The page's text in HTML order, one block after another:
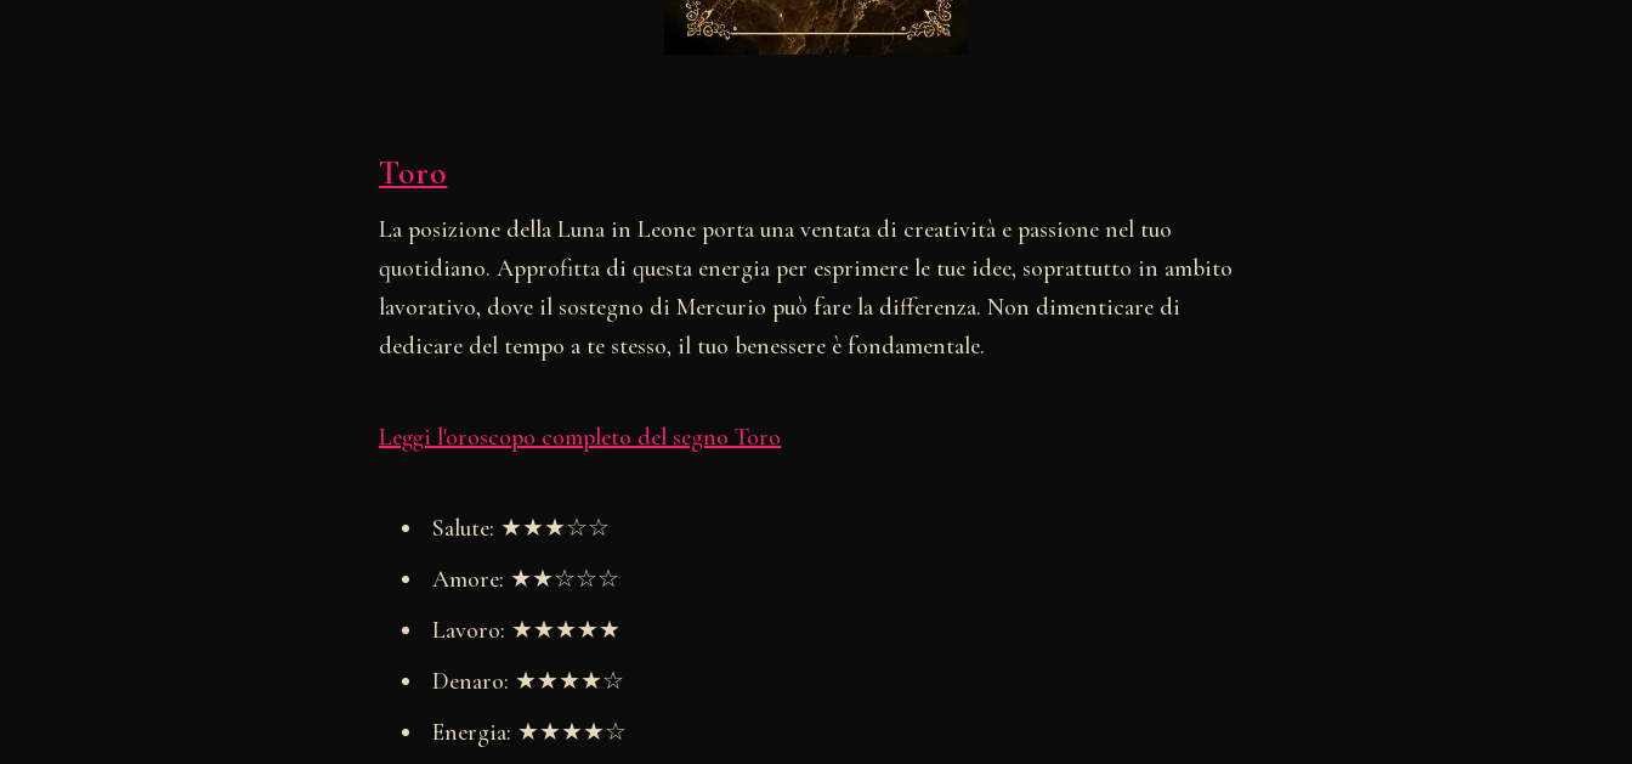
Toro
La posizione della Luna in Leone porta una ventata di creatività e passione nel tuo
quotidiano. Approfitta di questa energia per esprimere le tue idee, soprattutto in ambito
lavorativo, dove il sostegno di Mercurio può fare la differenza. Non dimenticare di
dedicare del tempo a te stesso, il tuo benessere è fondamentale.
Leggi l'oroscopo completo del segno Toro
Salute: ★★★☆☆
Amore: ★★☆☆☆
Lavoro: ★★★★★
Denaro: ★★★★☆
Energia: ★★★★☆